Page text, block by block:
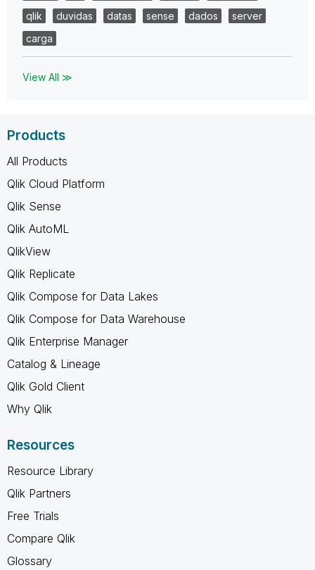
qlik
duvidas datas sense dados
server
carga
View All ≫
Products
All Products
Qlik Cloud Platform
Qlik Sense
Qlik AutoML
QlikView
Qlik Replicate
Qlik Compose for Data Lakes
Qlik Compose for Data Warehouse
Qlik Enterprise Manager
Catalog & Lineage
Qlik Gold Client
Why Qlik
Resources
Resource Library
Qlik Partners
Free Trials
Compare Qlik
Glossary